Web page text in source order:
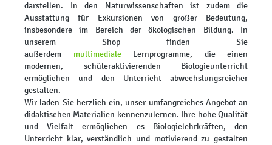
darstellen. In den Naturwissenschaften ist zudem die
Ausstattung für Exkursionen von großer Bedeutung,
insbesondere im Bereich der ökologischen Bildung. In
unserem Shop finden Sie
außerdem multimedialeLernprogramme, die einen
modernen, schüleraktivierenden Biologieunterricht
ermöglichen und den Unterricht abwechslungsreicher
gestalten.
Wir laden Sie herzlich ein, unser umfangreiches Angebot an
didaktischen Materialien kennenzulernen. Ihre hohe Qualität
und Vielfalt ermöglichen es Biologielehrkräften, den
Unterricht klar, verständlich und motivierend zu gestalten